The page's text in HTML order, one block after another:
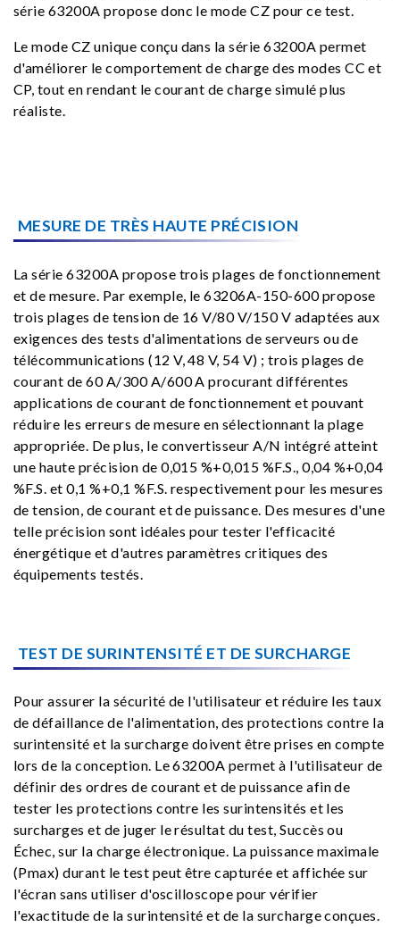
série 63200A propose donc le mode CZ pour ce test.
Le mode CZ unique conçu dans la série 63200A permet
d'améliorer le comportement de charge des modes CC et
CP, tout en rendant le courant de charge simulé plus
réaliste.
MESURE DE TRÈS HAUTE PRÉCISION
La série 63200A propose trois plages de fonctionnement
et de mesure. Par exemple, le 63206A-150-600 propose
trois plages de tension de 16 V/80 V/150 V adaptées aux
exigences des tests d'alimentations de serveurs ou de
télécommunications (12 V, 48 V, 54 V) ; trois plages de
courant de 60 A/300 A/600 A procurant différentes
applications de courant de fonctionnement et pouvant
réduire les erreurs de mesure en sélectionnant la plage
appropriée. De plus, le convertisseur A/N intégré atteint
une haute précision de 0,015 %+0,015 %F.S., 0,04 %+0,04
%F.S. et 0,1 %+0,1 %F.S. respectivement pour les mesures
de tension, de courant et de puissance. Des mesures d'une
telle précision sont idéales pour tester l'efficacité
énergétique et d'autres paramètres critiques des
équipements testés.
TEST DE SURINTENSITÉ ET DE SURCHARGE
Pour assurer la sécurité de l'utilisateur et réduire les taux
de défaillance de l'alimentation, des protections contre la
surintensité et la surcharge doivent être prises en compte
lors de la conception. Le 63200A permet à l'utilisateur de
définir des ordres de courant et de puissance afin de
tester les protections contre les surintensités et les
surcharges et de juger le résultat du test, Succès ou
Échec, sur la charge électronique. La puissance maximale
(Pmax) durant le test peut être capturée et affichée sur
l'écran sans utiliser d'oscilloscope pour vérifier
l'exactitude de la surintensité et de la surcharge conçues.